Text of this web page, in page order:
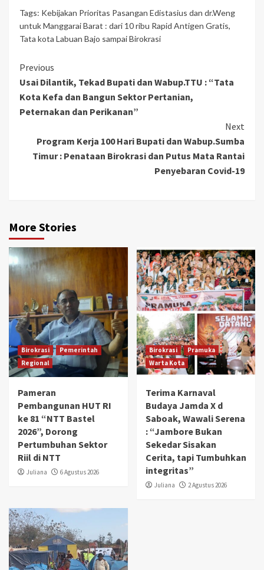
Tags: Kebijakan Prioritas Pasangan Edistasius dan dr.Weng
untuk Manggarai Barat : dari 10 ribu Rapid Antigen Gratis,
Tata kota Labuan Bajo sampai Birokrasi
Continue
Reading
Previous
Usai Dilantik, Tekad Bupati dan Wabup.TTU : “Tata
Kota Kefa dan Bangun Sektor Pertanian,
Peternakan dan Perikanan”
Next
Program Kerja 100 Hari Bupati dan Wabup.Sumba
Timur : Penataan Birokrasi dan Putus Mata Rantai
Penyebaran Covid-19
More Stories
Birokrasi
Pemerintah
Regional
Pameran
Pembangunan HUT RI
ke 81 “NTT Bastel
2026”, Dorong
Pertumbuhan Sektor
Riil di NTT
Juliana 6 Agustus 2026
Birokrasi
Pramuka
Warta Kota
Terima Karnaval
Budaya Jamda X d
Saboak, Wawali Serena
: “Jambore Bukan
Sekedar Sisakan
Cerita, tapi Tumbuhkan
integritas”
Juliana 2 Agustus 2026